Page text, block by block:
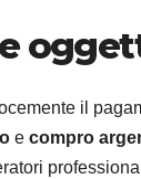
il
e compro